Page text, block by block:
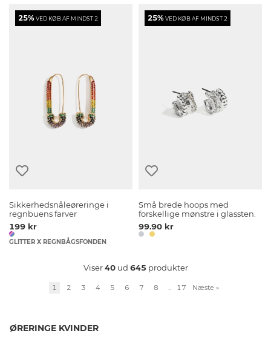
25%VED KØB AF MINDST 2
Sikkerhedsnåleøreringe i
regnbuens farver
199 kr
GLITTER X REGNBÅGSFONDEN
25%VED KØB AF MINDST 2
Små brede hoops med
forskellige mønstre i glassten.
99.90 kr
Viser40ud 645 produkter
1 2 3 4 5 6 7 8 .. 17 Næste »
ØRERINGE KVINDER